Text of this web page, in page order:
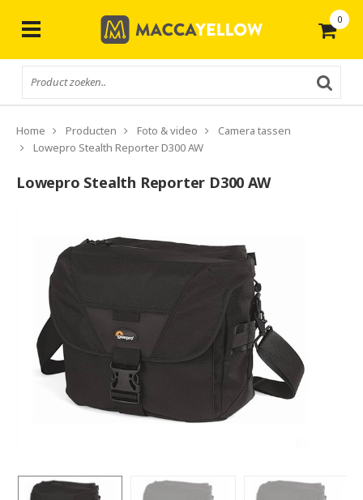
0
Home Producten Foto & video
Camera tassen
Lowepro Stealth Reporter D300 AW
Lowepro Stealth Reporter D300 AW